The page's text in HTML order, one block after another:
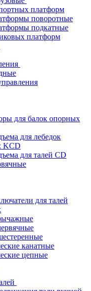
платформ
поворотные
подкатные
платформ
для балок опорных
для лебедок
KCD
для талей CD
для талей
канатные
цепные